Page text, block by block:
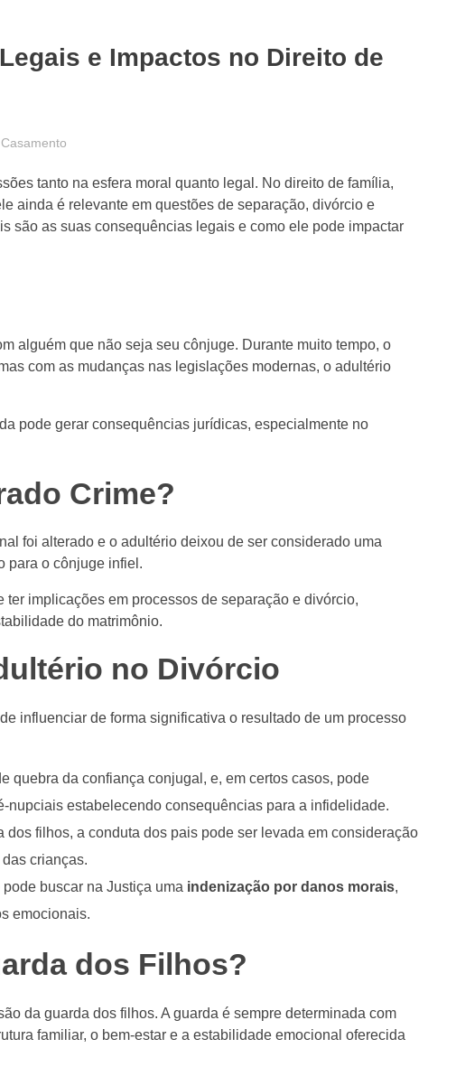
e Impactos no Direito de
Casamento
tanto na esfera moral quanto legal. No direito de família,
ainda é relevante em questões de separação, divórcio e
são as suas consequências legais e como ele pode impactar
alguém que não seja seu cônjuge. Durante muito tempo, o
com as mudanças nas legislações modernas, o adultério
pode gerar consequências jurídicas, especialmente no
Crime?
foi alterado e o adultério deixou de ser considerado uma
para o cônjuge infiel.
ter implicações em processos de separação e divórcio,
do matrimônio.
no Divórcio
influenciar de forma significativa o resultado de um processo
quebra da confiança conjugal, e, em certos casos, pode
estabelecendo consequências para a infidelidade.
dos filhos, a conduta dos pais pode ser levada em consideração
crianças.
buscar na Justiça uma indenização por danos morais,
emocionais.
dos Filhos?
da guarda dos filhos. A guarda é sempre determinada com
familiar, o bem-estar e a estabilidade emocional oferecida